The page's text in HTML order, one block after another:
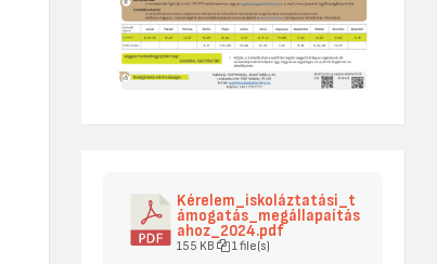
Kérelem_iskoláztatási_t
ámogatás_megállapaítás
ahoz_2024.pdf
155 KB 1 file(s)